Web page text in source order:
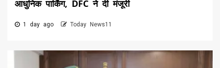
आधुनिक पार्किंग, DFC ने दी मंजूरी
1 day ago Today News11